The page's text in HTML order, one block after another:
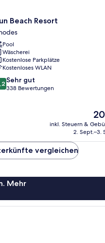
Beach Resort
Pool
Wäscherei
Kostenlose Parkplätze
Kostenloses WLAN
Sehr gut
338 Bewertungen
Der
inkl. Steuern &
2. Sept.–3.
vergleichen
Mehr